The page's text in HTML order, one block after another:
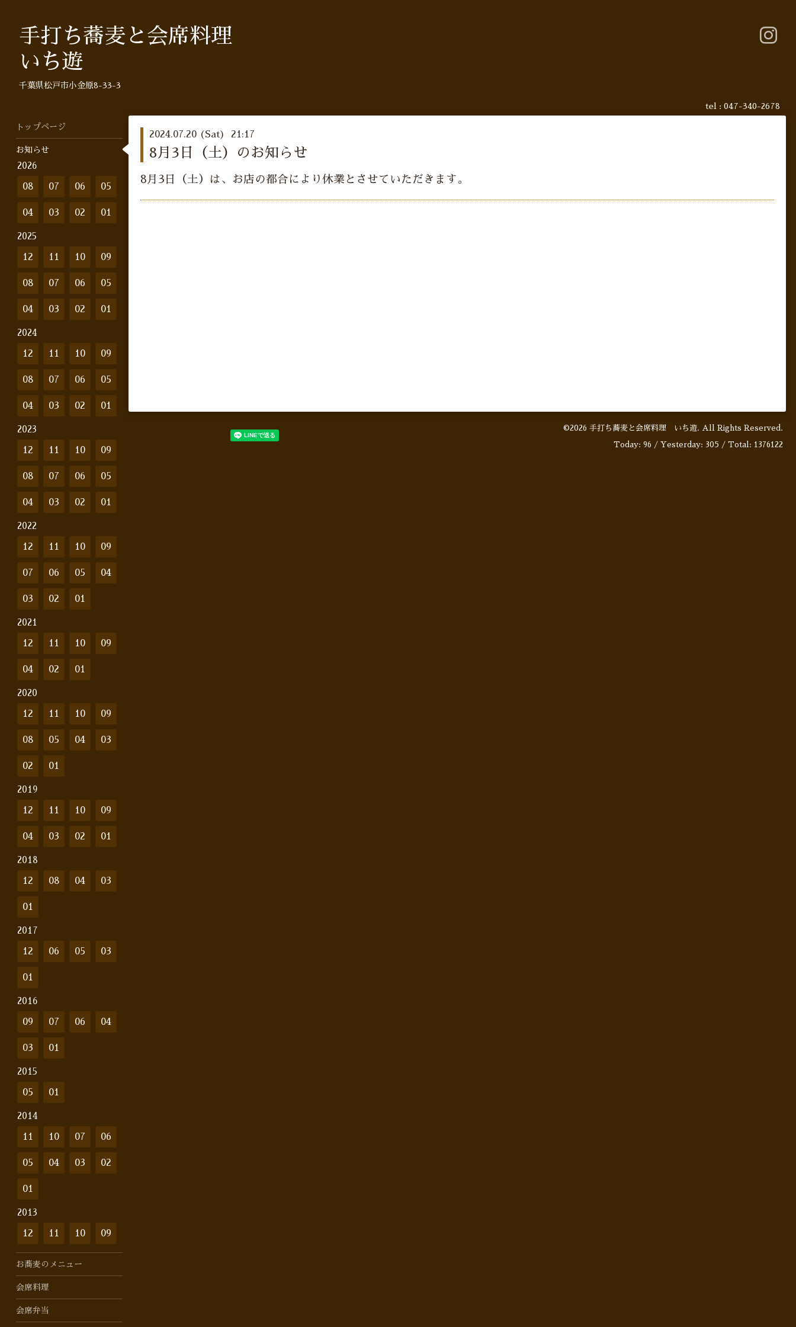
手打ち蕎麦と会席料理
いち遊
千葉県松戸市小金原8-33-3
tel : 047-340-2678
2024.07.20 (Sat) 21:17
8月3日（土）のお知らせ
8月3日（土）は、お店の都合により休業とさせていただきます。
©2026 手打ち蕎麦と会席料理 いち遊. All Rights Reserved.
Today: 96 / Yesterday: 305 / Total: 1376122
トップページ
お知らせ
2026
08 07 06 05
04 03 02 01
2025
12 11 10 09
08 07 06 05
04 03 02 01
2024
12 11 10 09
08 07 06 05
04 03 02 01
2023
12 11 10 09
08 07 06 05
04 03 02 01
2022
12 11 10 09
07 06 05 04
03 02 01
2021
12 11 10 09
04 02 01
2020
12 11 10 09
08 05 04 03
02 01
2019
12 11 10 09
04 03 02 01
2018
12 08 04 03
01
2017
12 06 05 03
01
2016
09 07 06 04
03 01
2015
05 01
2014
11 10 07 06
05 04 03 02
01
2013
12 11 10 09
お蕎麦のメニュー
会席料理
会席弁当